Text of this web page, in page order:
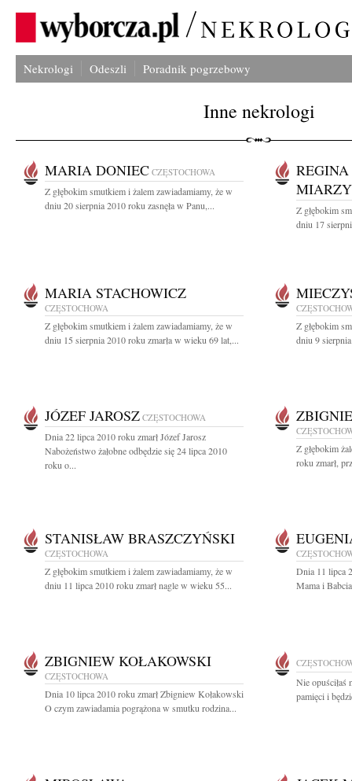
Nekrologi Odeszli Poradnik pogrzebowy
Inne nekrologi
MARIA DONIEC CZĘSTOCHOWA
Z głębokim smutkiem i żalem zawiadamiamy, że w
dniu 20 sierpnia 2010 roku zasnęła w Panu,...
Z głębokim
dniu 17
MARIA STACHOWICZ
CZĘSTOCHOWA
Z głębokim smutkiem i żalem zawiadamiamy, że w
dniu 15 sierpnia 2010 roku zmarła w wieku 69 lat,...
Z głębokim
dniu 9
JÓZEF JAROSZ CZĘSTOCHOWA
Dnia 22 lipca 2010 roku zmarł Józef Jarosz
Nabożeństwo żałobne odbędzie się 24 lipca 2010
roku o...
Z głębokim
roku zmarł,
STANISŁAW BRASZCZYŃSKI
CZĘSTOCHOWA
Z głębokim smutkiem i żalem zawiadamiamy, że w
dniu 11 lipca 2010 roku zmarł nagle w wieku 55...
Dnia 11 lipca
Mama i
ZBIGNIEW KOŁAKOWSKI
CZĘSTOCHOWA
Dnia 10 lipca 2010 roku zmarł Zbigniew Kołakowski
O czym zawiadamia pogrążona w smutku rodzina...
Nie opuściłaś
pamięci i